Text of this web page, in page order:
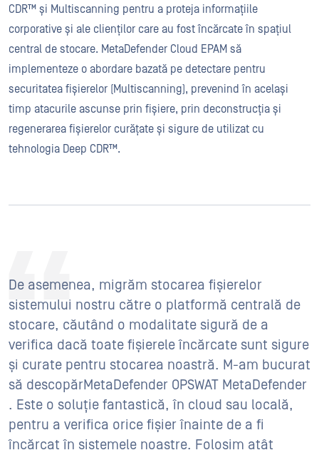
CDR™ și Multiscanning pentru a proteja informațiile
corporative și ale clienților care au fost încărcate în spațiul
central de stocare. MetaDefender Cloud EPAM să
implementeze o abordare bazată pe detectare pentru
securitatea fișierelor (Multiscanning), prevenind în același
timp atacurile ascunse prin fișiere, prin deconstrucția și
regenerarea fișierelor curățate și sigure de utilizat cu
tehnologia Deep CDR™.
De asemenea, migrăm stocarea fișierelor
sistemului nostru către o platformă centrală de
stocare, căutând o modalitate sigură de a
verifica dacă toate fișierele încărcate sunt sigure
și curate pentru stocarea noastră. M-am bucurat
să descopărMetaDefender OPSWAT MetaDefender
. Este o soluție fantastică, în cloud sau locală,
pentru a verifica orice fișier înainte de a fi
încărcat în sistemele noastre. Folosim atât